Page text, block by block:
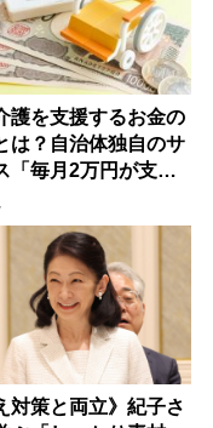
護を支援するお金の
は？自治体独自のサ
「毎月2万円が支給
」ケースも【FP解
対策と両立》紀子さ